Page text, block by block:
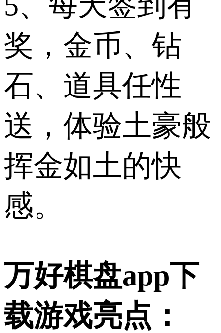
奖，金币、钻
石、道具任性
送，体验土豪般
挥金如土的快
感。
万好棋盘app下
载游戏亮点：